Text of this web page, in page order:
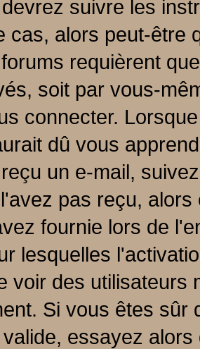
suivre les
cas, alors peut-être
requièrent
soit par vous-
connecter.
dû vous
un e-mail,
pas reçu,
fournie lors de
lesquelles
voir des utilisateurs
Si vous êtes sûr
essayez